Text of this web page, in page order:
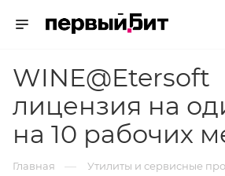
WINE@Etersoft
лицензия на
на 10 рабочих
Главная — Утилиты и сервисные